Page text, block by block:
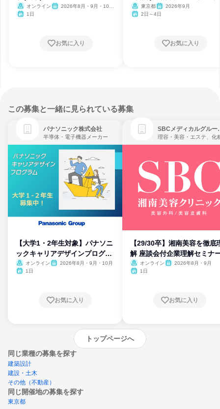
オンライン
2026年8月・9月・10
1日
お気に入り
東京都
2026年9月
2日～4日
お気に入り
この募集と一緒に見られている募集
パナソニック株式会社
半導体・電子機器メーカー
【大学1・2年生対象】パナソニ
ックキャリアデザインプログラ
ム
オンライン
2026年8月・9月・10月
1日
お気に入り
SBCメ
【29/30卒】湘南美容を徹底
解 座談会付企業理解セミナ
オンライン
2026年8月・9月
1日
お気に入り
トップページへ
同じ業種の募集を探す
建築設計
建設・土木
その他（不動産）
同じ開催地の募集を探す
東京都